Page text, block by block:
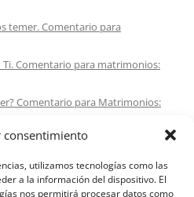
consentimiento
utilizamos tecnologías como las
a la información del dispositivo. El
nos permitirá procesar datos como
temer. Comentario para
Ti. Comentario para matrimonios:
Comentario para Matrimonios:
en¿Ser o hacer? Comentario para
MATRIMONIOS BUENOS AIRES